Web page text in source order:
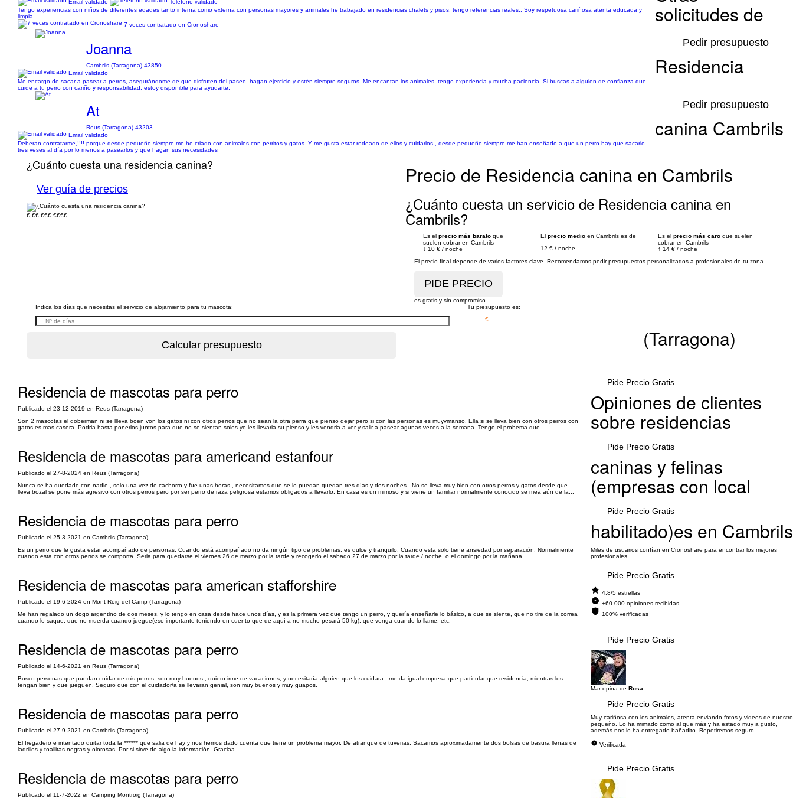
Tengo experiencias con niños de diferentes edades tanto interna como externa con personas mayores y animales he trabajado en residencias chalets y pisos, tengo referencias reales.. Soy respetuosa cariñosa atenta educada y
limpia
7 veces contratado en Cronoshare
Joanna
Cambrils (Tarragona) 43850
Email validado
Me encargo de sacar a pasear a perros, asegurándome de que disfruten del paseo, hagan ejercicio y estén siempre seguros. Me encantan los animales, tengo experiencia y mucha paciencia. Si buscas a alguien de confianza que
cuide a tu perro con cariño y responsabilidad, estoy disponible para ayudarte.
Pedir presupuesto
At
Reus (Tarragona) 43203
Email validado
Deberan contratarme,!!!! porque desde pequeño siempre me he criado con animales con perritos y gatos. Y me gusta estar rodeado de ellos y cuidarlos , desde pequeño siempre me han enseñado a que un perro hay que sacarlo
tres veses al día por lo menos a pasearlos y que hagan sus necesidades
Pedir presupuesto
¿Cuánto cuesta una residencia canina?
Ver guía de precios
€ €€ €€€ €€€€
Precio de Residencia canina en Cambrils
¿Cuánto cuesta un servicio de Residencia canina en
Cambrils?
Es el precio más barato que
suelen cobrar en Cambrils
↓ 10 € / noche
El precio medio en Cambrils es de
12 € / noche
Es el precio más caro que suelen
cobrar en Cambrils
↑ 14 € / noche
El precio final depende de varios factores clave. Recomendamos pedir presupuestos personalizados a profesionales de tu zona.
es gratis y sin compromiso
Indica los días que necesitas el servicio de alojamiento para tu mascota:
Tu presupuesto es:
– €
solicitudes de
Residencia
canina Cambrils
(Tarragona)
Residencia de mascotas para perro
Publicado el 23-12-2019 en Reus (Tarragona)
Son 2 mascotas el doberman ni se llleva boen von los gatos ni con otros perros que no sean la otra perra que pienso dejar pero si con las personas es muyvmanso. Ella si se lleva bien con otros perros con
gatos es mas casera. Podria hasta ponerlos juntos para que no se sientan solos yo les llevaria su pienso y les vendria a ver y salir a pasear agunas veces a la semana. Tengo el probema que...
Pide Precio Gratis
Residencia de mascotas para americand estanfour
Publicado el 27-8-2024 en Reus (Tarragona)
Nunca se ha quedado con nadie , solo una vez de cachorro y fue unas horas , necesitamos que se lo puedan quedan tres días y dos noches . No se lleva muy bien con otros perros y gatos desde que
lleva bozal se pone más agresivo con otros perros pero por ser perro de raza peligrosa estamos obligados a llevarlo. En casa es un mimoso y si viene un familiar normalmente conocido se mea aún de la...
Pide Precio Gratis
Residencia de mascotas para perro
Publicado el 25-3-2021 en Cambrils (Tarragona)
Es un perro que le gusta estar acompañado de personas. Cuando está acompañado no da ningún tipo de problemas, es dulce y tranquilo. Cuando esta solo tiene ansiedad por separación. Normalmente
cuando esta con otros perros se comporta. Seria para quedarse el viernes 26 de marzo por la tarde y recogerlo el sabado 27 de marzo por la tarde / noche, o el domingo por la mañana.
Pide Precio Gratis
Residencia de mascotas para american stafforshire
Publicado el 19-6-2024 en Mont-Roig del Camp (Tarragona)
Me han regalado un dogo argentino de dos meses, y lo tengo en casa desde hace unos días, y es la primera vez que tengo un perro, y quería enseñarle lo básico, a que se siente, que no tire de la correa
cuando lo saque, que no muerda cuando juegue(eso importante teniendo en cuento que de aquí a no mucho pesará 50 kg), que venga cuando lo llame, etc.
Pide Precio Gratis
Residencia de mascotas para perro
Publicado el 14-6-2021 en Reus (Tarragona)
Busco personas que puedan cuidar de mis perros, son muy buenos , quiero irme de vacaciones, y necesitaría alguien que los cuidara , me da igual empresa que particular que residencia, mientras los
tengan bien y que jueguen. Seguro que con el cuidador/a se llevaran genial, son muy buenos y muy guapos.
Pide Precio Gratis
Residencia de mascotas para perro
Publicado el 27-9-2021 en Cambrils (Tarragona)
El fregadero e intentado quitar toda la ****** que salia de hay y nos hemos dado cuenta que tiene un problema mayor. De atranque de tuverias. Sacamos aproximadamente dos bolsas de basura llenas de
ladrillos y toallitas negras y olorosas. Por si sirve de algo la información. Graciaa
Pide Precio Gratis
Residencia de mascotas para perro
Publicado el 11-7-2022 en Camping Montroig (Tarragona)
Pide Precio Gratis
Opiniones de clientes
sobre residencias
caninas y felinas
(empresas con local
habilitado)es en Cambrils
Miles de usuarios confían en Cronoshare para encontrar los mejores
profesionales
4.8/5 estrellas
+60.000 opiniones recibidas
100% verificadas
Mar opina de Rosa:
Muy cariñosa con los animales, atenta enviando fotos y videos de nuestro
pequeño. Lo ha mimado como al que más y ha estado muy a gusto,
además nos lo ha entregado bañadito. Repetiremos seguro.
Verificada